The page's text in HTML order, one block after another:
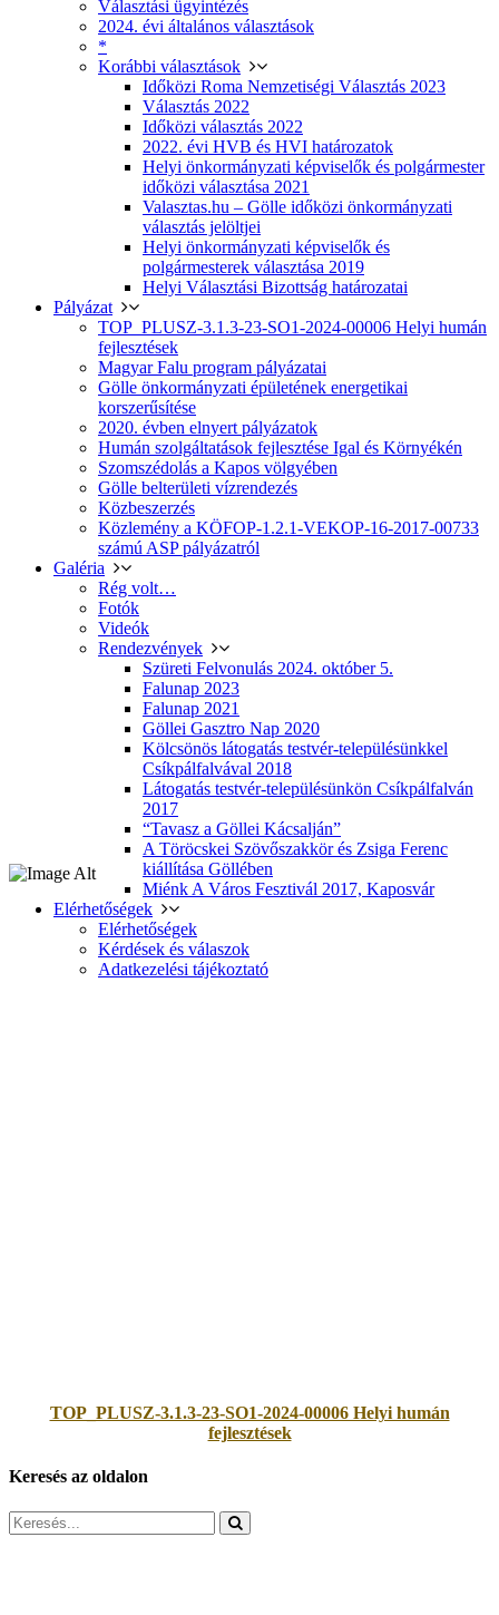
Választási ügyintézés
2024. évi általános választások
*
Korábbi választások
Időközi Roma Nemzetiségi Választás 2023
Választás 2022
Időközi választás 2022
2022. évi HVB és HVI határozatok
Helyi önkormányzati képviselők és polgármester
időközi választása 2021
Valasztas.hu – Gölle időközi önkormányzati
választás jelöltjei
Helyi önkormányzati képviselők és
polgármesterek választása 2019
Helyi Választási Bizottság határozatai
Pályázat
TOP_PLUSZ-3.1.3-23-SO1-2024-00006 Helyi humán
fejlesztések
Magyar Falu program pályázatai
Gölle önkormányzati épületének energetikai
korszerűsítése
2020. évben elnyert pályázatok
Humán szolgáltatások fejlesztése Igal és Környékén
Szomszédolás a Kapos völgyében
Gölle belterületi vízrendezés
Közbeszerzés
Közlemény a KÖFOP-1.2.1-VEKOP-16-2017-00733
számú ASP pályázatról
Galéria
Rég volt…
Fotók
Videók
Rendezvények
Szüreti Felvonulás 2024. október 5.
Falunap 2023
Falunap 2021
Göllei Gasztro Nap 2020
Kölcsönös látogatás testvér-településünkkel
Csíkpálfalvával 2018
Látogatás testvér-településünkön Csíkpálfalván
2017
“Tavasz a Göllei Kácsalján”
A Töröcskei Szövőszakkör és Zsiga Ferenc
kiállítása Göllében
Miénk A Város Fesztivál 2017, Kaposvár
Elérhetőségek
Elérhetőségek
Kérdések és válaszok
Adatkezelési tájékoztató
TOP_PLUSZ-3.1.3-23-SO1-2024-00006 Helyi humán
fejlesztések
Keresés az oldalon
Search
for: